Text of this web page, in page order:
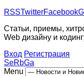
RSSTwitterFacebook
Статьи, приемы,
Web дизайну и
Вход Регистрация
SeRbGa
Menu